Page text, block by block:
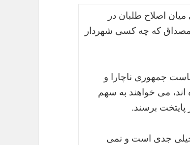
اصلاح طلبان در
مصداق که چه کسی شهردار
جمهوری ناچارا و
می خواهند به سهم
پایتخت برسند.
خیلی جدی است و نمی